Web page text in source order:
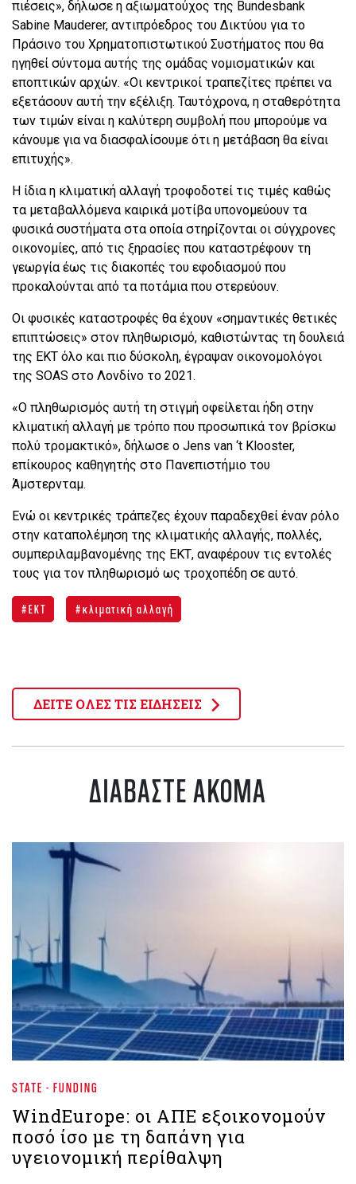
πιέσεις», δήλωσε η αξιωματούχος της Bundesbank
Sabine Mauderer, αντιπρόεδρος του Δικτύου για το
Πράσινο του Χρηματοπιστωτικού Συστήματος που θα
ηγηθεί σύντομα αυτής της ομάδας νομισματικών και
εποπτικών αρχών. «Οι κεντρικοί τραπεζίτες πρέπει να
εξετάσουν αυτή την εξέλιξη. Ταυτόχρονα, η σταθερότητα
των τιμών είναι η καλύτερη συμβολή που μπορούμε να
κάνουμε για να διασφαλίσουμε ότι η μετάβαση θα είναι
επιτυχής».
Η ίδια η κλιματική αλλαγή τροφοδοτεί τις τιμές καθώς
τα μεταβαλλόμενα καιρικά μοτίβα υπονομεύουν τα
φυσικά συστήματα στα οποία στηρίζονται οι σύγχρονες
οικονομίες, από τις ξηρασίες που καταστρέφουν τη
γεωργία έως τις διακοπές του εφοδιασμού που
προκαλούνται από τα ποτάμια που στερεύουν.
Οι φυσικές καταστροφές θα έχουν «σημαντικές θετικές
επιπτώσεις» στον πληθωρισμό, καθιστώντας τη δουλειά
της ΕΚΤ όλο και πιο δύσκολη, έγραψαν οικονομολόγοι
της SOAS στο Λονδίνο το 2021.
«Ο πληθωρισμός αυτή τη στιγμή οφείλεται ήδη στην
κλιματική αλλαγή με τρόπο που προσωπικά τον βρίσκω
πολύ τρομακτικό», δήλωσε ο Jens van ‘t Klooster,
επίκουρος καθηγητής στο Πανεπιστήμιο του
Άμστερνταμ.
Ενώ οι κεντρικές τράπεζες έχουν παραδεχθεί έναν ρόλο
στην καταπολέμηση της κλιματικής αλλαγής, πολλές,
συμπεριλαμβανομένης της ΕΚΤ, αναφέρουν τις εντολές
τους για τον πληθωρισμό ως τροχοπέδη σε αυτό.
ΕΚΤ κλιματική αλλαγή
ΔΕΙΤΕ ΟΛΕΣ ΤΙΣ ΕΙΔΗΣΕΙΣ
ΔΙΑΒΑΣΤΕ ΑΚΟΜΑ
STATE - FUNDING
WindEurope: οι ΑΠΕ εξοικονομούν
ποσό ίσο με τη δαπάνη για
υγειονομική περίθαλψη